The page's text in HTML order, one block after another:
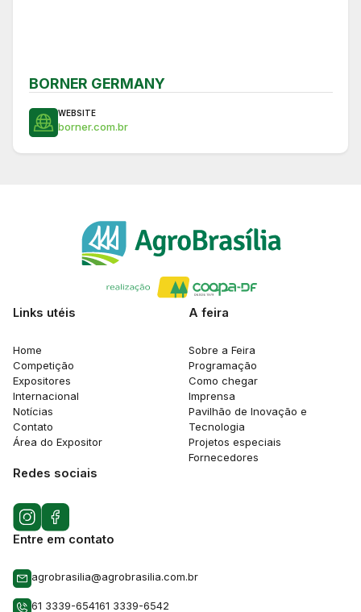
BORNER GERMANY
WEBSITE
borner.com.br
Links utéis
Home
Competição
Expositores
Internacional
Notícias
Contato
Área do Expositor
A feira
Sobre a Feira
Programação
Como chegar
Imprensa
Pavilhão de Inovação e
Tecnologia
Projetos especiais
Fornecedores
Redes sociais
Entre em contato
agrobrasilia@agrobrasilia.com.br
61 3339-654161 3339-6542